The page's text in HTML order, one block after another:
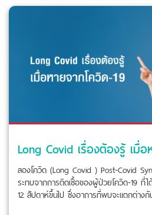
Long Covid เรื่องต้องรู้ เมื่
ลองโควิด (Long Covid ) Post-Covid
ระทบจากการติดเชื้อของผู้ป่วยโควิด-19 ที่
12 สัปดาห์ขึ้นไป ซึ่งอาการที่พบจะแตกต่าง